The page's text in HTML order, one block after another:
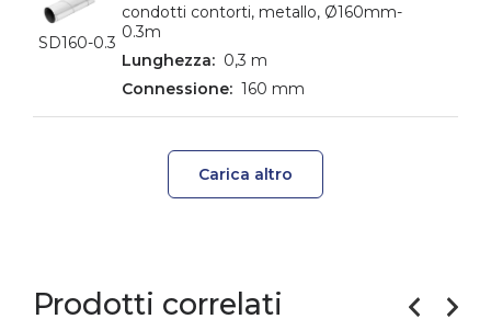
SD160-0.3
condotti contorti, metallo, Ø160mm-
0.3m
0,3 m
160 mm
Carica altro
Prodotti correlati